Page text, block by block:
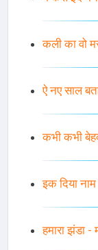
कली का वो
ऐ नए साल
कभी कभी
इक दिया
हमारा झंडा